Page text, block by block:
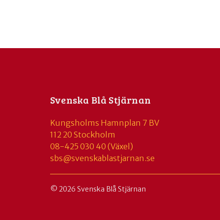
Svenska Blå Stjärnan
Kungsholms Hamnplan 7 BV
112 20 Stockholm
08-425 030 40 (Växel)
sbs@svenskablastjarnan.se
© 2026 Svenska Blå Stjärnan